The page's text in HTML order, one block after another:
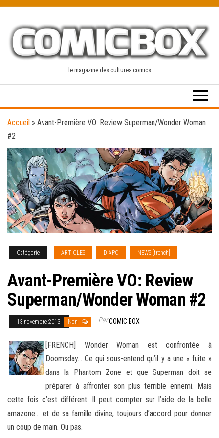
content
le magazine des cultures comics
Accueil » Avant-Première VO: Review Superman/Wonder Woman
#2
Catégorie ARTICLES DIAPO NEWS [french]
Avant-Première VO: Review
Superman/Wonder Woman #2
13 novembre 2013 Non ParCOMIC BOX
[FRENCH] Wonder Woman est confrontée à
Doomsday… Ce qui sous-entend qu’il y a une « fuite »
dans la Phantom Zone et que Superman doit se
préparer à affronter son plus terrible ennemi. Mais
cette fois c’est différent. Il peut compter sur l’aide de la belle
amazone… et de sa famille divine, toujours d’accord pour donner
un coup de main. Ou pas.